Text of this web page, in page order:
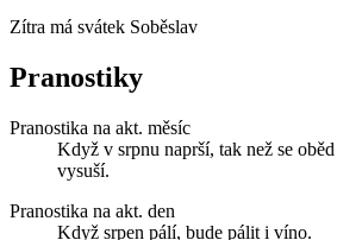
Zítra má svátek Soběslav
Pranostiky
Pranostika na akt. měsíc
Když v srpnu naprší, tak než se
vysuší.
Pranostika na akt. den
Když srpen pálí, bude pálit i víno.